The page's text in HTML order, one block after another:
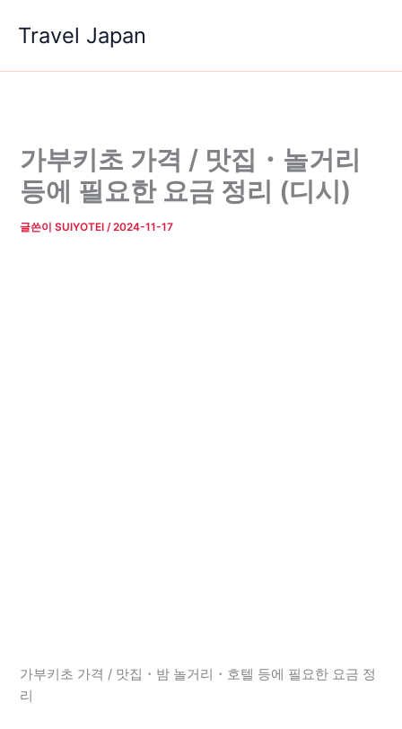
로
Travel Japan
가부키초 가격 / 맛집・놀거리
등에 필요한 요금 정리 (디시)
글쓴이SUIYOTEI/2024-11-17
가부키초 가격 / 맛집・밤 놀거리・호텔 등에 필요한 요금 정
리